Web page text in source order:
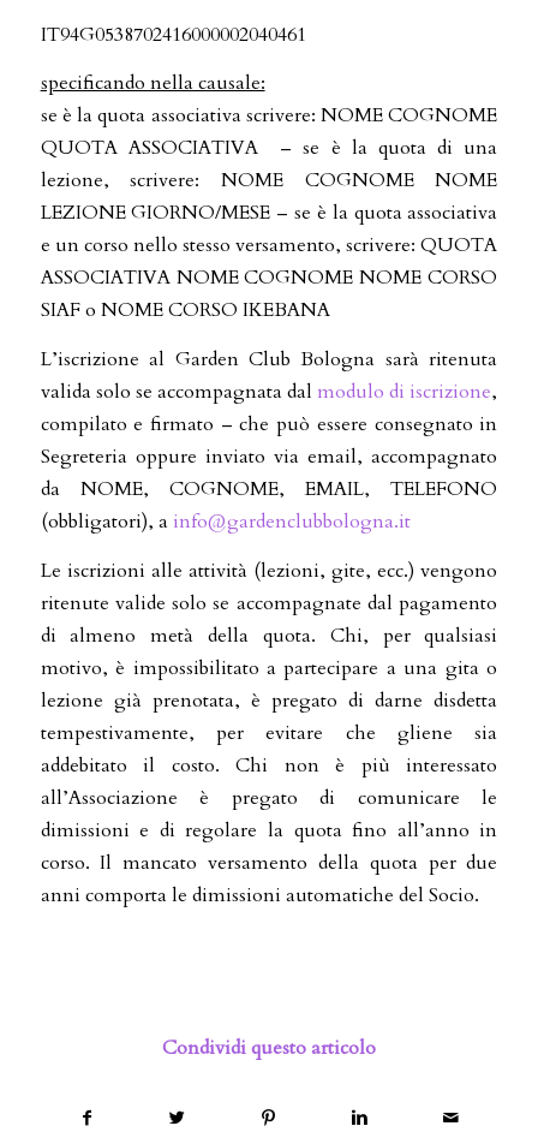
IT94G0538702416000002040461
specificando nella causale:
se è la quota associativa scrivere: NOME COGNOME
QUOTA ASSOCIATIVA – se è la quota di una
lezione, scrivere: NOME COGNOME NOME
LEZIONE GIORNO/MESE – se è la quota associativa
e un corso nello stesso versamento, scrivere: QUOTA
ASSOCIATIVA NOME COGNOME NOME CORSO
SIAF o NOME CORSO IKEBANA
L’iscrizione al Garden Club Bologna sarà ritenuta
valida solo se accompagnata dal modulo di iscrizione,
compilato e firmato – che può essere consegnato in
Segreteria oppure inviato via email, accompagnato
da NOME, COGNOME, EMAIL, TELEFONO
(obbligatori), a info@gardenclubbologna.it
Le iscrizioni alle attività (lezioni, gite, ecc.) vengono
ritenute valide solo se accompagnate dal pagamento
di almeno metà della quota. Chi, per qualsiasi
motivo, è impossibilitato a partecipare a una gita o
lezione già prenotata, è pregato di darne disdetta
tempestivamente, per evitare che gliene sia
addebitato il costo. Chi non è più interessato
all’Associazione è pregato di comunicare le
dimissioni e di regolare la quota fino all’anno in
corso. Il mancato versamento della quota per due
anni comporta le dimissioni automatiche del Socio.
Condividi questo articolo